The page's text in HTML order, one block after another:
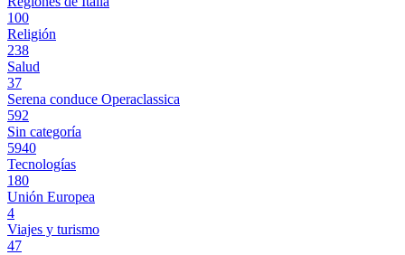
100
Religión
238
Salud
37
Serena conduce Operaclassica
592
Sin categoría
5940
Tecnologías
180
Unión Europea
4
Viajes y turismo
47